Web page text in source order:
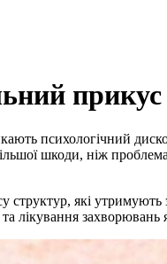
прикус
психологічний
шкоди, ніж
які утримують
лікування захворювань